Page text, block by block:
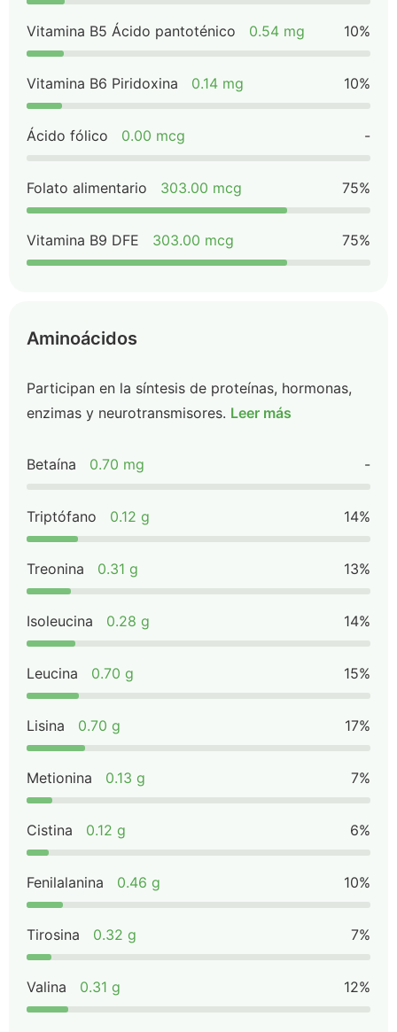
Vitamina B5 Ácido pantoténico 0.54 mg 10%
Vitamina B6 Piridoxina 0.14 mg 10%
Ácido fólico 0.00 mcg -
Folato alimentario 303.00 mcg 75%
Vitamina B9 DFE 303.00 mcg 75%
Aminoácidos
Participan en la síntesis de proteínas, hormonas,
enzimas y neurotransmisores. Leer más
Betaína 0.70 mg -
Triptófano 0.12 g 14%
Treonina 0.31 g 13%
Isoleucina 0.28 g 14%
Leucina 0.70 g 15%
Lisina 0.70 g 17%
Metionina 0.13 g 7%
Cistina 0.12 g 6%
Fenilalanina 0.46 g 10%
Tirosina 0.32 g 7%
Valina 0.31 g 12%